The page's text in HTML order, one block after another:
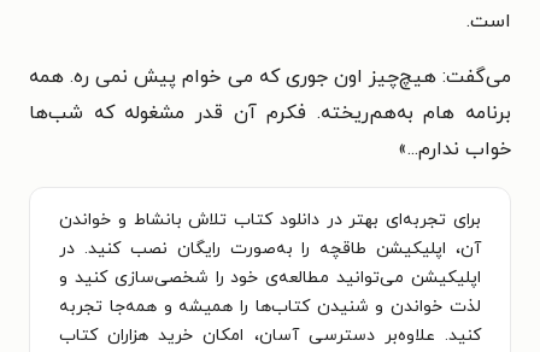
است.
می‌گفت: هیچ‌چیز اون جوری که می خوام پیش نمی ره. همه
برنامه هام به‌هم‌ریخته. فکرم آن قدر مشغوله که شب‌ها
خواب ندارم...»
برای تجربه‌ای بهتر در دانلود کتاب تلاش بانشاط و خواندن
آن، اپلیکیشن طاقچه را به‌صورت رایگان نصب کنید. در
اپلیکیشن می‌توانید مطالعه‌ی خود را شخصی‌سازی کنید و
لذت خواندن و شنیدن کتاب‌ها را همیشه و همه‌جا تجربه
کنید. علاوه‌بر دسترسی آسان، امکان خرید هزاران کتاب